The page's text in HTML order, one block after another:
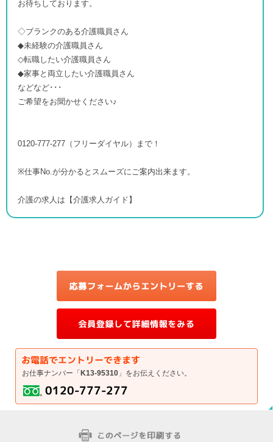
お待ちしております。
◇ブランクのある介護職員さん
◆未経験の介護職員さん
◇転職したい介護職員さん
◆家事と両立したい介護職員さん
などなど･･･
ご希望をお聞かせください♪
0120-777-277（フリーダイヤル）まで！
※仕事No.が分かるとスムーズにご案内出来ます。
介護の求人は【介護求人ガイド】
お仕事ナンバー「 K13-95310 」をお伝えください。